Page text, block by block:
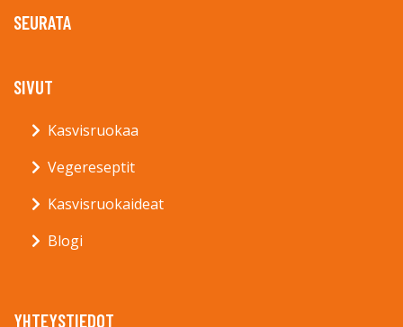
SEURATA
SIVUT
Kasvisruokaa
Vegereseptit
Kasvisruokaideat
Blogi
YHTEYSTIEDOT